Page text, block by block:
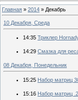
Главная » 2014 » Декабрь
10 Декабря, Среда
14:35 Триклер
14:29 Смазка для
08 Декабря, Понедельник
15:25 Набор матриц
15:16 Набор матриц